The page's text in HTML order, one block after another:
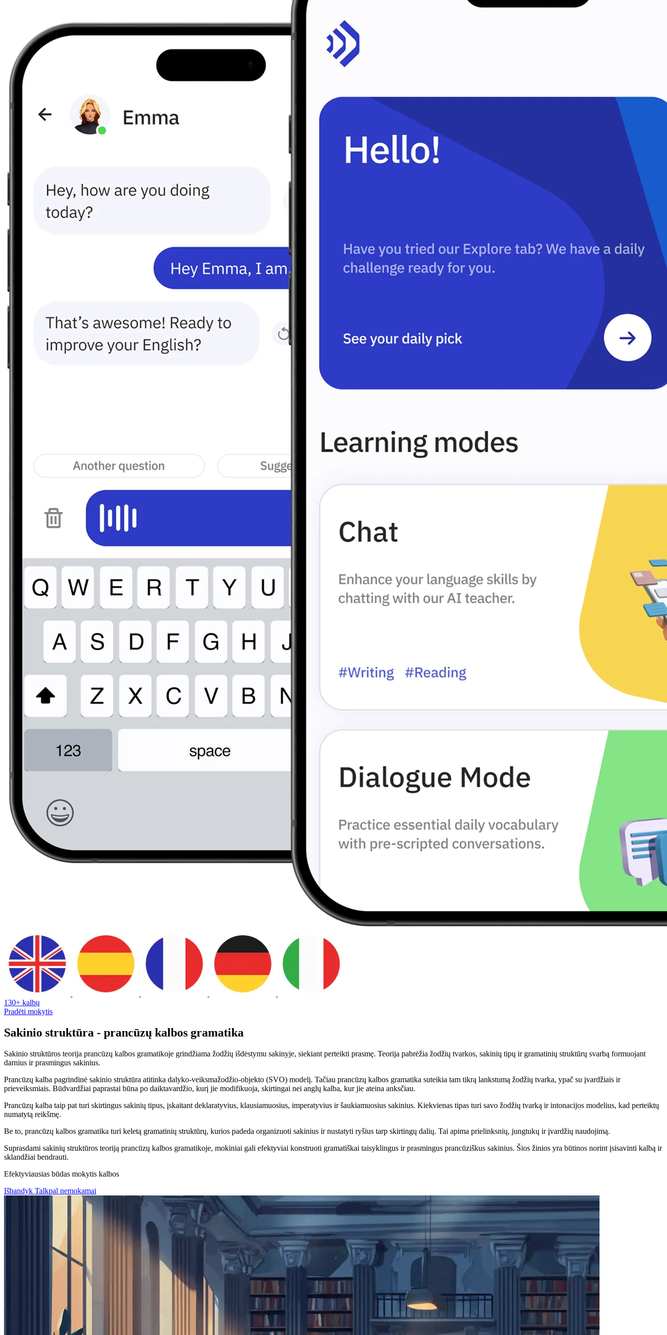
130+ kalbų
Pradėti mokytis
Sakinio struktūra - prancūzų kalbos gramatika
Sakinio struktūros teorija prancūzų kalbos gramatikoje grindžiama žodžių išdėstymu sakinyje, siekiant perteikti prasmę. Teorija pabrėžia žodžių tvarkos, sakinių tipų ir gramatinių struktūrų svarbą formuojant
darnius ir prasmingus sakinius.
Prancūzų kalba pagrindinė sakinio struktūra atitinka dalyko-veiksmažodžio-objekto (SVO) modelį. Tačiau prancūzų kalbos gramatika suteikia tam tikrą lankstumą žodžių tvarka, ypač su įvardžiais ir
prieveiksmiais. Būdvardžiai paprastai būna po daiktavardžio, kurį jie modifikuoja, skirtingai nei anglų kalba, kur jie ateina anksčiau.
Prancūzų kalba taip pat turi skirtingus sakinių tipus, įskaitant deklaratyvius, klausiamuosius, imperatyvius ir šaukiamuosius sakinius. Kiekvienas tipas turi savo žodžių tvarką ir intonacijos modelius, kad perteiktų
numatytą reikšmę.
Be to, prancūzų kalbos gramatika turi keletą gramatinių struktūrų, kurios padeda organizuoti sakinius ir nustatyti ryšius tarp skirtingų dalių. Tai apima prielinksnių, jungtukų ir įvardžių naudojimą.
Suprasdami sakinių struktūros teoriją prancūzų kalbos gramatikoje, mokiniai gali efektyviai konstruoti gramatiškai taisyklingus ir prasmingus prancūziškus sakinius. Šios žinios yra būtinos norint įsisavinti kalbą ir
sklandžiai bendrauti.
Efektyviausias būdas mokytis kalbos
Išbandyk Talkpal nemokamai